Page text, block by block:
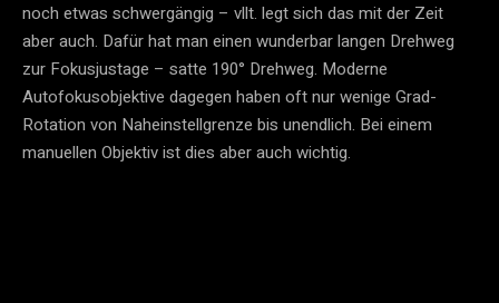
noch etwas schwergängig – vllt. legt sich das mit der Zeit
aber auch. Dafür hat man einen wunderbar langen Drehweg
zur Fokusjustage – satte 190° Drehweg. Moderne
Autofokusobjektive dagegen haben oft nur wenige Grad-
Rotation von Naheinstellgrenze bis unendlich. Bei einem
manuellen Objektiv ist dies aber auch wichtig.